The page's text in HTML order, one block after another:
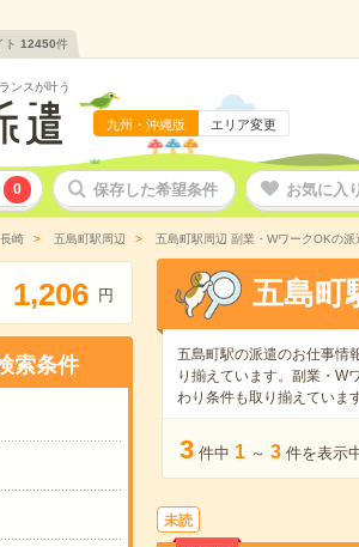
ト 12450件
ンスが叶う
九州・沖縄版 エリア変更
0 保存した希望条件 お気に入
長崎 五島町駅周辺 五島町駅周辺 副業・WワークOKの派
1,206 円
索条件
五島町
五島町駅の派遣のお仕事情
り揃えています。副業・W
わり条件も取り揃えています
3 件中 1 ～ 3 件を表示
未読